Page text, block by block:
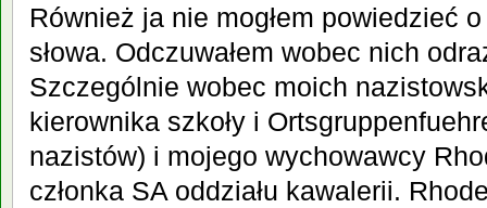
Również ja nie mogłem powiedzieć
słowa. Odczuwałem wobec nich
Szczególnie wobec moich
kierownika szkoły i
nazistów) i mojego wychowawcy
członka SA oddziału kawalerii.